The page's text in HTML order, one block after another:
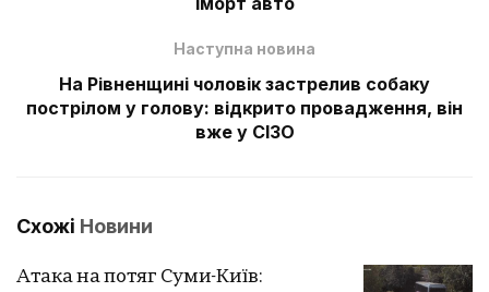
Наступна новина
На Рівненщині чоловік застрелив собаку
пострілом у голову: відкрито провадження, він
вже у СІЗО
Схожі Новини
Атака на потяг Суми-Київ: